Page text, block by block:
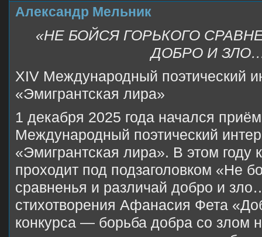
Александр Мельник
«НЕ БОЙСЯ ГОРЬКОГО
ДОБРО И
XIV Международный поэтический
«Эмигрантская лира»
1 декабря 2025 года начался
Международный поэтический
«Эмигрантская лира». В этом году
проходит под подзаголовком «Не
сравненья и различай добро и
стихотворения Афанасия Фета
конкурса — борьба добра со злом